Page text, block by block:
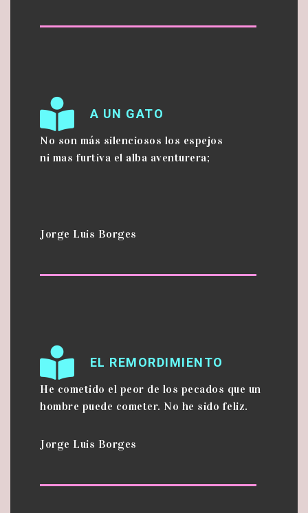
A UN GATO
No son más silenciosos los espejos
ni mas furtiva el alba aventurera;
Jorge Luis Borges
EL REMORDIMIENTO
He cometido el peor de los pecados que un
hombre puede cometer. No he sido feliz.
Jorge Luis Borges